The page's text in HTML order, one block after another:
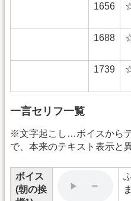
1656
1688
1739
一言セリフ一覧
※文字起こし…ボイスから
で、本来のテキスト表示と
ボイス
(朝の挨